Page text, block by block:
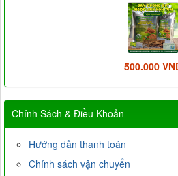
500.000
Chính Sách & Điều Khoản
Hướng dẫn thanh toán
Chính sách vận chuyển